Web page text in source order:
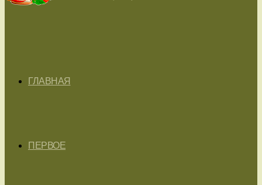
ГЛАВНАЯ
ПЕРВОЕ